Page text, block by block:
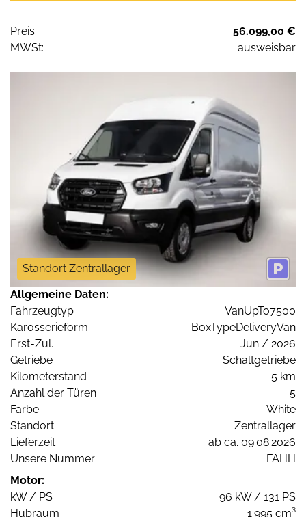
Preis:
56.099,00 €
MWSt:
ausweisbar
Standort Zentrallager
Allgemeine Daten:
Fahrzeugtyp
VanUpTo7500
Karosserieform
BoxTypeDeliveryVan
Erst-Zul.
Jun / 2026
Getriebe
Schaltgetriebe
Kilometerstand
5 km
Anzahl der Türen
5
Farbe
White
Standort
Zentrallager
Lieferzeit
ab ca. 09.08.2026
Unsere Nummer
FAHH
Motor:
kW / PS
96 kW / 131 PS
Hubraum
1.995 cm³